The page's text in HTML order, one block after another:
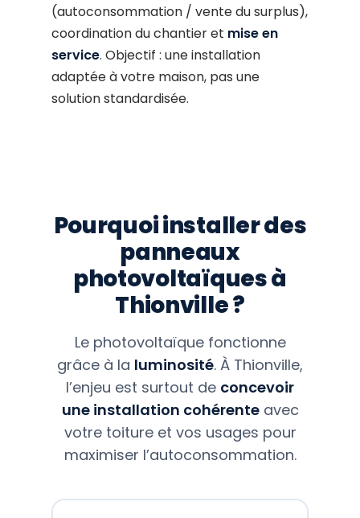
(autoconsommation / vente du surplus),
coordination du chantier et mise en
service. Objectif : une installation
adaptée à votre maison, pas une
solution standardisée.
Pourquoi installer des
panneaux
photovoltaïques à
Thionville ?
Le photovoltaïque fonctionne
grâce à la luminosité. À Thionville,
l’enjeu est surtout de concevoir
une installation cohérenteavec
votre toiture et vos usages pour
maximiser l’autoconsommation.